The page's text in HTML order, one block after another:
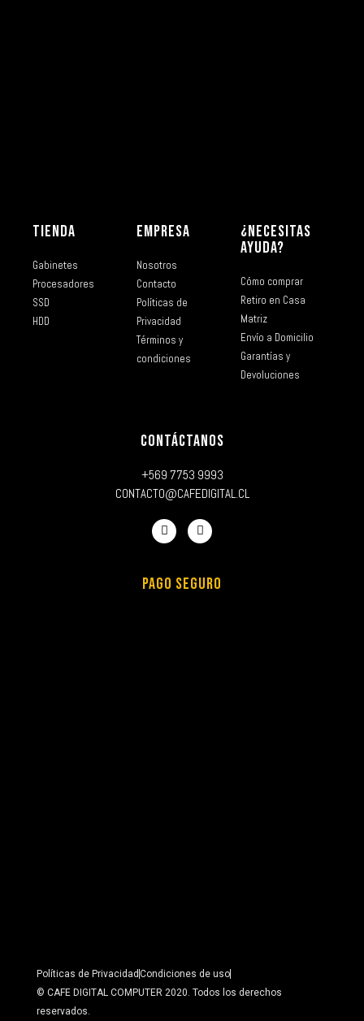
TIENDA
Gabinetes
Procesadores
SSD
HDD
EMPRESA
Nosotros
Contacto
Políticas de
Privacidad
Términos y
condiciones
¿NECESITAS
AYUDA?
Cómo comprar
Retiro en Casa
Matriz
Envío a Domicilio
Garantías y
Devoluciones
CONTÁCTANOS
+569 7753 9993
CONTACTO@CAFEDIGITAL.CL
PAGO SEGURO
Políticas de Privacidad Condiciones de uso
© CAFE DIGITAL COMPUTER 2020. Todos los derechos
reservados.